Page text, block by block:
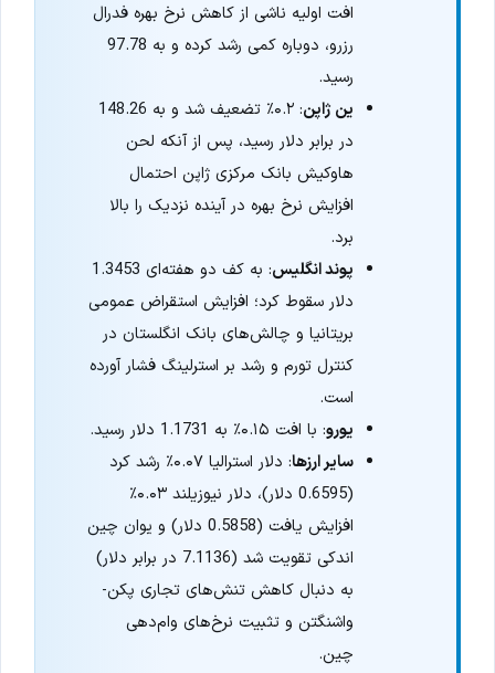
افت اولیه ناشی از کاهش نرخ بهره فدرال
رزرو، دوباره کمی رشد کرده و به 97.78
رسید.
ین ژاپن
: ۰.۲٪ تضعیف شد و به 148.26
در برابر دلار رسید، پس از آنکه لحن
هاوکیش بانک مرکزی ژاپن احتمال
افزایش نرخ بهره در آینده نزدیک را بالا
برد.
پوند انگلیس
: به کف دو هفته‌ای 1.3453
دلار سقوط کرد؛ افزایش استقراض عمومی
بریتانیا و چالش‌های بانک انگلستان در
کنترل تورم و رشد بر استرلینگ فشار آورده
است.
یورو: با افت ۰.۱۵٪ به 1.1731 دلار رسید.
سایر ارزها
: دلار استرالیا ۰.۰۷٪ رشد کرد
(0.6595 دلار)، دلار نیوزیلند ۰.۰۳٪
افزایش یافت (0.5858 دلار) و یوان چین
اندکی تقویت شد (7.1136 در برابر دلار)
به دنبال کاهش تنش‌های تجاری پکن-
واشنگتن و تثبیت نرخ‌های وام‌دهی
چین.